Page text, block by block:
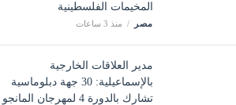
المخيمات الفلسطينية
مصر منذ 3 ساعات
مدير العلاقات الخارجية
بالإسماعيلية: 30 جهة دبلوماسية
تشارك بالدورة 4 لمهرجان المانجو